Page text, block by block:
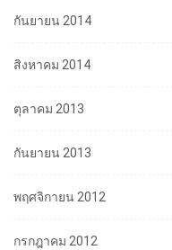
กันยายน 2014
สิงหาคม 2014
ตุลาคม 2013
กันยายน 2013
พฤศจิกายน 2012
กรกฎาคม 2012